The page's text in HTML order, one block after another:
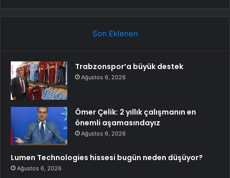
Son Eklenen
Trabzonspor’a büyük destek
Ağustos 6, 2026
Ömer Çelik: 2 yıllık çalışmanın en
önemli aşamasındayız
Ağustos 6, 2026
Lumen Technologies hissesi bugün neden düşüyor?
Ağustos 6, 2026